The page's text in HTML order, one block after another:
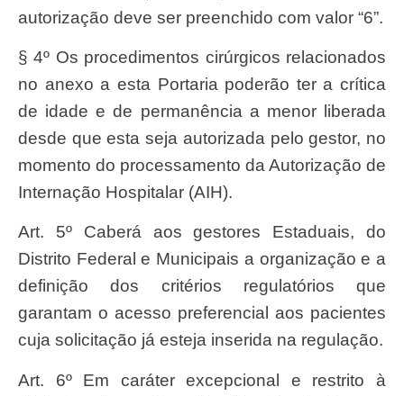
autorização deve ser preenchido com valor “6”.
§ 4º Os procedimentos cirúrgicos relacionados
no anexo a esta Portaria poderão ter a crítica
de idade e de permanência a menor liberada
desde que esta seja autorizada pelo gestor, no
momento do processamento da Autorização de
Internação Hospitalar (AIH).
Art. 5º Caberá aos gestores Estaduais, do
Distrito Federal e Municipais a organização e a
definição dos critérios regulatórios que
garantam o acesso preferencial aos pacientes
cuja solicitação já esteja inserida na regulação.
Art. 6º Em caráter excepcional e restrito à